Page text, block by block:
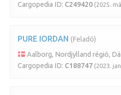
Cargopedia ID: C249420 (2025.
PURE IORDAN (Feladó)
Aalborg, Nordjylland régió,
Cargopedia ID: C188747 (2023.